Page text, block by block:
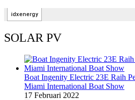
SOLAR PV
Boat Ingenity Electric 23E Raih
Miami International Boat Show
17 Februari 2022